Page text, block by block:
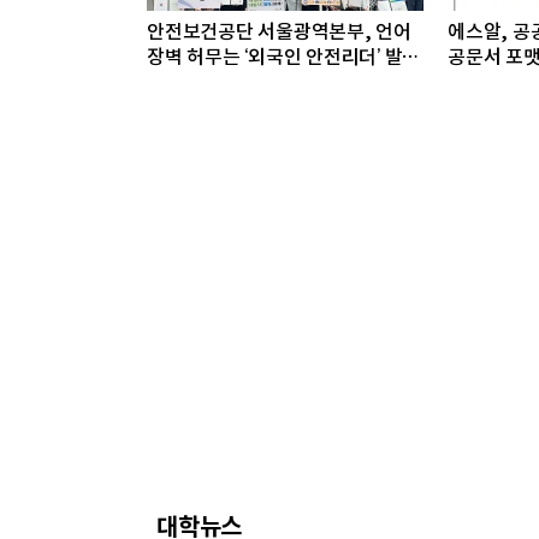
안전보건공단 서울광역본부, 언어
장벽 허무는 ‘외국인 안전리더’ 발대
에스알, 공
공문서 포
대학뉴스